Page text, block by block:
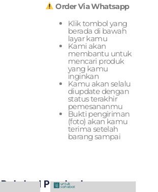
Order Via Whatsapp
Klik tombol yang
berada di bawah
layar kamu
Kami akan
membantu untuk
mencari produk
yang kamu
inginkan
Kamu akan selalu
diupdate dengan
status terakhir
pemesananmu
Bukti pengiriman
(foto) akan kamu
terima setelah
barang sampai
Related Products